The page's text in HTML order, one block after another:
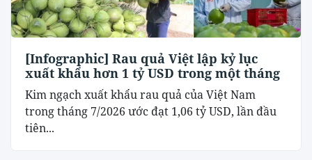
[Infographic] Rau quả Việt lập kỷ lục
xuất khẩu hơn 1 tỷ USD trong một tháng
Kim ngạch xuất khẩu rau quả của Việt Nam
trong tháng 7/2026 ước đạt 1,06 tỷ USD, lần đầu
tiên...